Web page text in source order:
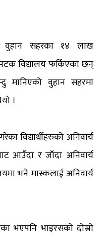
वुहान सहरका १४ लाख
विद्यालय फर्किएका छन्
मानिएको वुहान सहरमा
।
विद्यार्थीहरुको अनिवार्य
आउँदा र जाँदा अनिवार्य
भने मास्कलाई अनिवार्य
भएपनि भाइरसको दोस्रो